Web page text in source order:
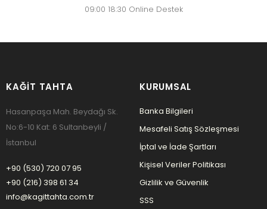
09:00 18:30 Online Destek
KAĞIT TAHTA
Hasanpaşa Mah. Beydağı Sk.
No:6-10 Kat: 6 Sultanbeyli /
İstanbul
+90 (530) 720 07 95
+90 (216) 398 61 34
info@kagittahta.com.tr
KURUMSAL
Banka Bilgileri
Mesafeli Satış Sözleşmesi
İptal ve İade Şartları
Kişisel Veriler Politikası
Gizlilik ve Güvenlik
SSS